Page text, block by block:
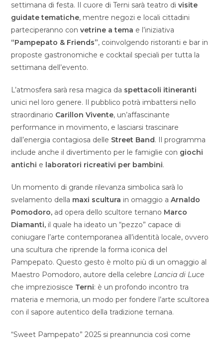
settimana di festa. Il cuore di Terni sarà teatro divisite
guidate tematiche, mentre negozi e locali cittadini
parteciperanno convetrine a tema e l’iniziativa
“Pampepato & Friends”, coinvolgendo ristoranti e bar in
proposte gastronomiche e cocktail speciali per tutta la
settimana dell’evento.
L’atmosfera sarà resa magica da spettacoli itineranti
unici nel loro genere. Il pubblico potrà imbattersi nello
straordinario Carillon Vivente, un’affascinante
performance in movimento, e lasciarsi trascinare
dall’energia contagiosa delle Street Band. Il programma
include anche il divertimento per le famiglie con giochi
antichi e laboratori ricreativi per bambini.
Un momento di grande rilevanza simbolica sarà lo
svelamento della maxi scultura in omaggio aArnaldo
Pomodoro, ad opera dello scultore ternano Marco
Diamanti, il quale ha ideato un “pezzo” capace di
coniugare l’arte contemporanea all’identità locale, ovvero
una scultura che riprende la forma iconica del
Pampepato. Questo gesto è molto più di un omaggio al
Maestro Pomodoro, autore della celebre Lancia di Luce
che impreziosisce Terni: è un profondo incontro tra
materia e memoria, un modo per fondere l’arte scultorea
con il sapore autentico della tradizione ternana.
“Sweet Pampepato” 2025 si preannuncia così come